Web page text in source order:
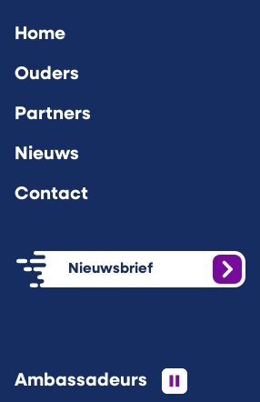
Home
Ouders
Partners
Nieuws
Contact
Nieuwsbrief
Ambassadeurs